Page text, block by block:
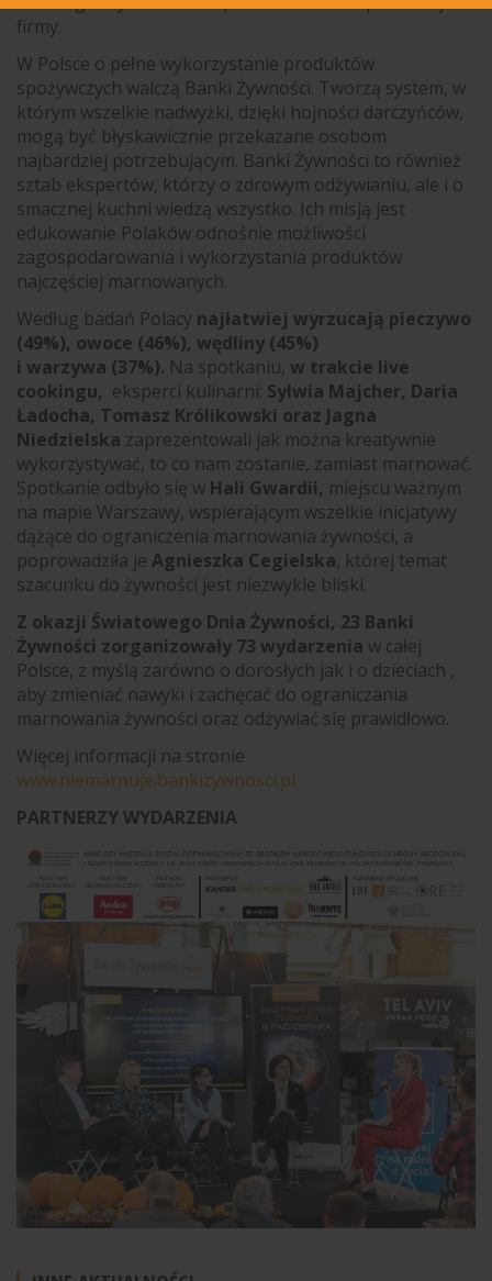
firmy.
W Polsce o pełne wykorzystanie produktów
spożywczych walczą Banki Żywności. Tworzą system, w
którym wszelkie nadwyżki, dzięki hojności darczyńców,
mogą być błyskawicznie przekazane osobom
najbardziej potrzebującym. Banki Żywności to również
sztab ekspertów, którzy o zdrowym odżywianiu, ale i o
smacznej kuchni wiedzą wszystko. Ich misją jest
edukowanie Polaków odnośnie możliwości
zagospodarowania i wykorzystania produktów
najczęściej marnowanych.
Według badań Polacy najłatwiej wyrzucają pieczywo
(49%), owoce (46%), wędliny (45%)
i warzywa (37%). Na spotkaniu, w trakcie live
cookingu, eksperci kulinarni: Sylwia Majcher, Daria
Ładocha, Tomasz Królikowski oraz Jagna
Niedzielska zaprezentowali jak można kreatywnie
wykorzystywać, to co nam zostanie, zamiast marnować.
Spotkanie odbyło się w Hali Gwardii, miejscu ważnym
na mapie Warszawy, wspierającym wszelkie inicjatywy
dążące do ograniczenia marnowania żywności, a
poprowadziła je Agnieszka Cegielska, której temat
szacunku do żywności jest niezwykle bliski.
Z okazji Światowego Dnia Żywności, 23 Banki
Żywności zorganizowały 73 wydarzenia w całej
Polsce, z myślą zarówno o dorosłych jak i o dzieciach ,
aby zmieniać nawyki i zachęcać do ograniczania
marnowania żywności oraz odżywiać się prawidłowo.
Więcej informacji na stronie
www.niemarnuje.bankizywnosci.pl
PARTNERZY WYDARZENIA